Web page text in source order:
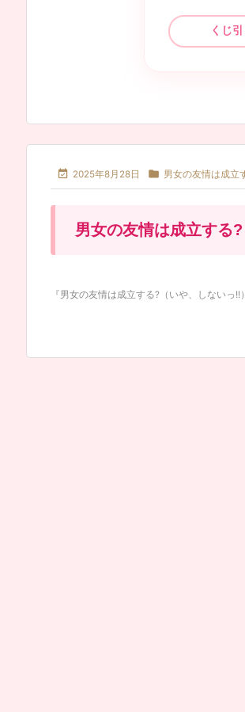
くじ引
 2025年8月28日  男女の友情は成立
男女の友情は成立する
『男女の友情は成立する?（いや、しないっ